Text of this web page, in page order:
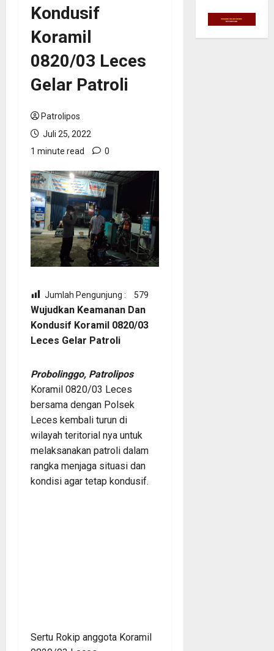
Kondusif
Koramil
0820/03 Leces
Gelar Patroli
Patrolipos
Juli 25, 2022
1 minute read
0
Jumlah Pengunjung : 579
Wujudkan Keamanan Dan
Kondusif Koramil 0820/03
Leces Gelar Patroli
Probolinggo, Patrolipos
Koramil 0820/03 Leces
bersama dengan Polsek
Leces kembali turun di
wilayah teritorial nya untuk
melaksanakan patroli dalam
rangka menjaga situasi dan
kondisi agar tetap kondusif.
Sertu Rokip anggota Koramil